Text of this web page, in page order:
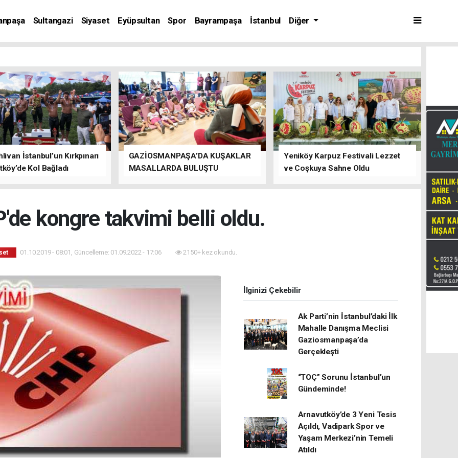
Sultangazi Siyaset Eyüpsultan Spor Bayrampaşa İstanbul Diğer
İstanbul’un Kırkpınarı
Kol Bağladı
GAZİOSMANPAŞA’DA KUŞAKLAR
MASALLARDA BULUŞTU
Yeniköy Karpuz Festivali Lezzet
ve Coşkuya Sahne Oldu
kongre takvimi belli oldu.
01.10.2019 - 08:01, Güncelleme: 01.09.2022 - 17:06 2150+ kez okundu.
İlginizi Çekebilir
Ak Parti’nin İstanbul’daki İlk
Mahalle Danışma Meclisi
Gaziosmanpaşa’da
Gerçekleşti
“TOÇ” Sorunu İstanbul’un
Gündeminde!
Arnavutköy’de 3 Yeni Tesis
Açıldı, Vadipark Spor ve
Yaşam Merkezi’nin Temeli
Atıldı